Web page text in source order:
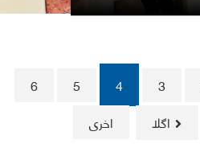
3
4
5
6
اگلا اخری